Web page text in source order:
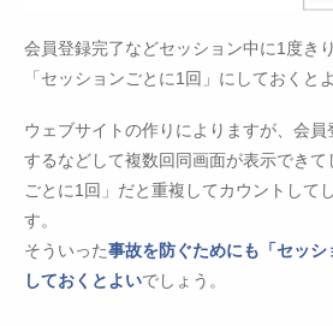
会員登録完了などセッション中に1度き
「セッションごとに1回」にしておくと
ウェブサイトの作りによりますが、会
するなどして複数回同画面が表示できて
ごとに1回」だと重複してカウントして
す。
そういった事故を防ぐためにも「セッ
しておくとよいでしょう。